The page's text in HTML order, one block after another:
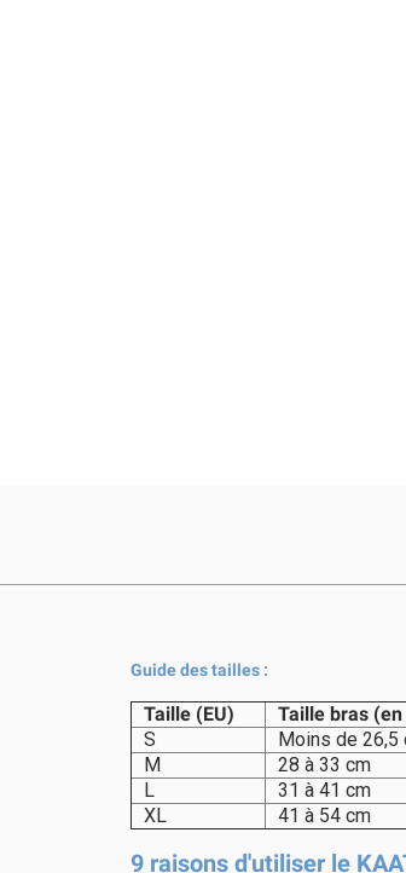
Guide des tailles :
Taille (EU) Taille bras
S
Moins de 26,5
M
28 à 33 cm
L
31 à 41 cm
XL
41 à 54 cm
9 raisons d'utiliser le